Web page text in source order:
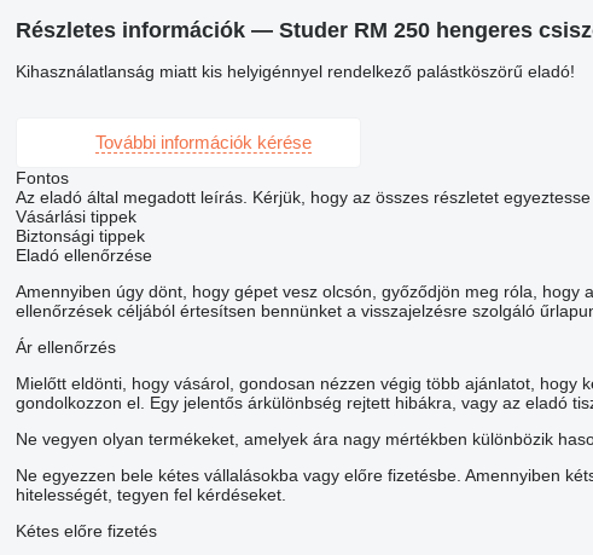
Részletes információk — Studer RM 250 hengeres
Kihasználatlanság miatt kis helyigénnyel rendelkező palástköszörű eladó!
További információk kérése
Fontos
Az eladó által megadott leírás. Kérjük, hogy az összes részletet egyeztesse
Vásárlási tippek
Biztonsági tippek
Eladó ellenőrzése
Amennyiben úgy dönt, hogy gépet vesz olcsón, győződjön meg róla,
ellenőrzések céljából értesítsen bennünket a visszajelzésre szolgáló
Ár ellenőrzés
Mielőtt eldönti, hogy vásárol, gondosan nézzen végig több ajánlatot, hogy
gondolkozzon el. Egy jelentős árkülönbség rejtett hibákra, vagy az eladó
Ne vegyen olyan termékeket, amelyek ára nagy mértékben különbözik
Ne egyezzen bele kétes vállalásokba vagy előre fizetésbe. Amennyiben
hitelességét, tegyen fel kérdéseket.
Kétes előre fizetés